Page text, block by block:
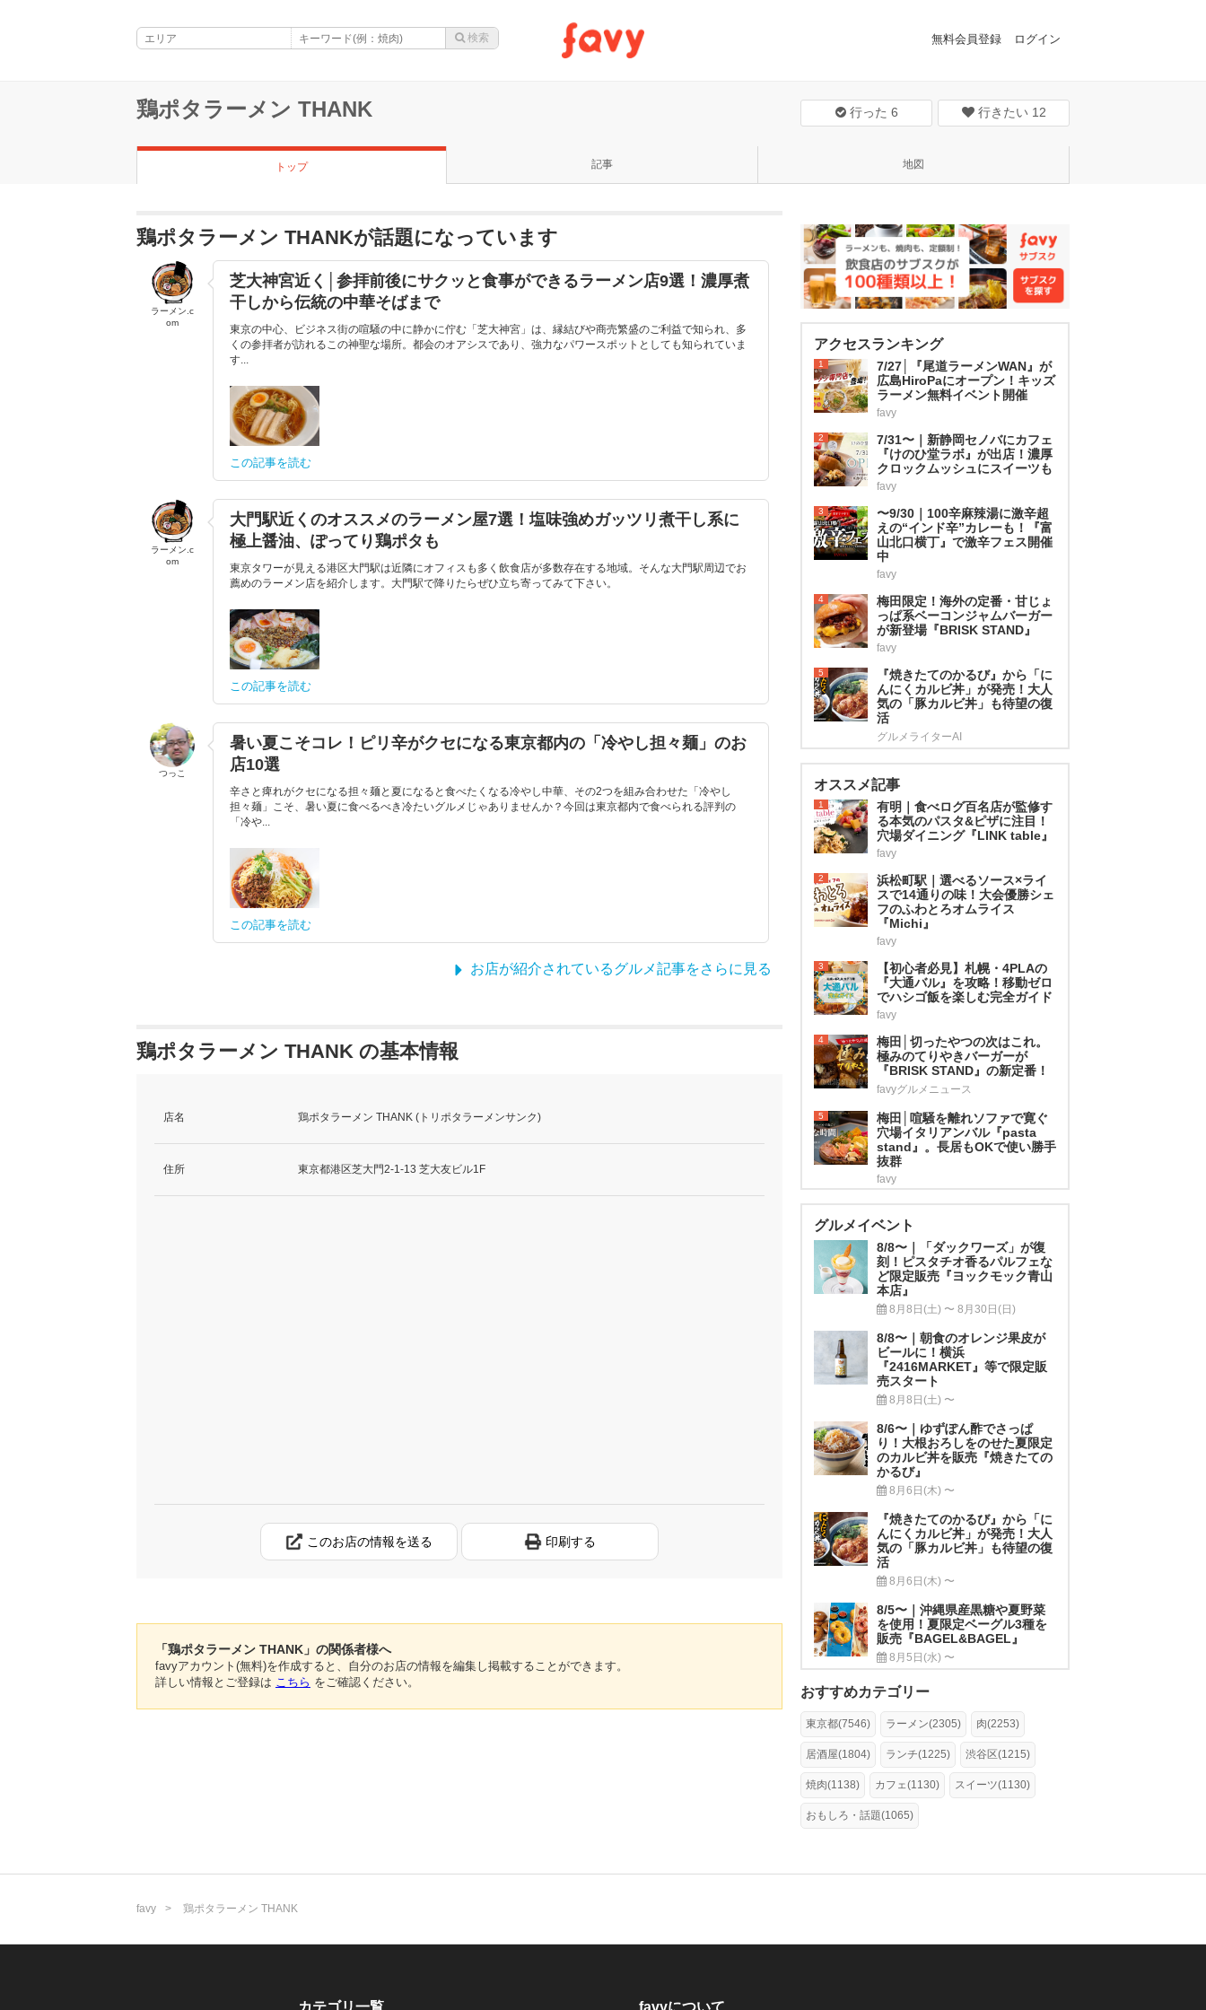
無料会員登録 ログイン
鶏ポタラーメン THANK 行った 6 行きたい 12
トップ 記事 地図
鶏ポタラーメン THANKが話題になっています
ラーメン.c
om
芝大神宮近く│参拝前後にサクッと食事ができるラーメン店9選！濃厚煮
干しから伝統の中華そばまで
東京の中心、ビジネス街の喧騒の中に静かに佇む「芝大神宮」は、縁結びや商売繁盛のご利益で知られ、多
くの参拝者が訪れるこの神聖な場所。都会のオアシスであり、強力なパワースポットとしても知られていま
す...
この記事を読む
ラーメン.c
om
大門駅近くのオススメのラーメン屋7選！塩味強めガッツリ煮干し系に
極上醤油、ぽってり鶏ポタも
東京タワーが見える港区大門駅は近隣にオフィスも多く飲食店が多数存在する地域。そんな大門駅周辺でお
薦めのラーメン店を紹介します。大門駅で降りたらぜひ立ち寄ってみて下さい。
この記事を読む
つっこ
暑い夏こそコレ！ピリ辛がクセになる東京都内の「冷やし担々麺」のお
店10選
辛さと痺れがクセになる担々麺と夏になると食べたくなる冷やし中華、その2つを組み合わせた「冷やし
担々麺」こそ、暑い夏に食べるべき冷たいグルメじゃありませんか？今回は東京都内で食べられる評判の
「冷や...
この記事を読む
お店が紹介されているグルメ記事をさらに見る
鶏ポタラーメン THANK の基本情報
店名 鶏ポタラーメン THANK (トリポタラーメンサンク)
住所 東京都港区芝大門2-1-13 芝大友ビル1F
このお店の情報を送る 印刷する
「鶏ポタラーメン THANK」の関係者様へ
favyアカウント(無料)を作成すると、自分のお店の情報を編集し掲載することができます。
詳しい情報とご登録は こちら をご確認ください。
アクセスランキング
1
7/27│『尾道ラーメンWAN』が
広島HiroPaにオープン！キッズ
ラーメン無料イベント開催
favy
2
7/31〜｜新静岡セノバにカフェ
『けのひ堂ラボ』が出店！濃厚
クロックムッシュにスイーツも
favy
3
〜9/30｜100辛麻辣湯に激辛超
えの“インド辛”カレーも！『富
山北口横丁』で激辛フェス開催
中
favy
4
梅田限定！海外の定番・甘じょ
っぱ系ベーコンジャムバーガー
が新登場『BRISK STAND』
favy
5
『焼きたてのかるび』から「に
んにくカルビ丼」が発売！大人
気の「豚カルビ丼」も待望の復
活
グルメライターAI
オススメ記事
1
有明｜食べログ百名店が監修す
る本気のパスタ&ピザに注目！
穴場ダイニング『LINK table』
favy
2
浜松町駅｜選べるソース×ライ
スで14通りの味！大会優勝シェ
フのふわとろオムライス
『Michi』
favy
3
【初心者必見】札幌・4PLAの
『大通バル』を攻略！移動ゼロ
でハシゴ飯を楽しむ完全ガイド
favy
4
梅田│切ったやつの次はこれ。
極みのてりやきバーガーが
『BRISK STAND』の新定番！
favyグルメニュース
5
梅田│喧騒を離れソファで寛ぐ
穴場イタリアンバル『pasta
stand』。長居もOKで使い勝手
抜群
favy
グルメイベント
8/8〜｜「ダックワーズ」が復
刻！ピスタチオ香るパルフェな
ど限定販売『ヨックモック青山
本店』
8月8日(土) 〜 8月30日(日)
8/8〜｜朝食のオレンジ果皮が
ビールに！横浜
『2416MARKET』等で限定販
売スタート
8月8日(土) 〜
8/6〜｜ゆずぽん酢でさっぱ
り！大根おろしをのせた夏限定
のカルビ丼を販売『焼きたての
かるび』
8月6日(木) 〜
『焼きたてのかるび』から「に
んにくカルビ丼」が発売！大人
気の「豚カルビ丼」も待望の復
活
8月6日(木) 〜
8/5〜｜沖縄県産黒糖や夏野菜
を使用！夏限定ベーグル3種を
販売『BAGEL&BAGEL』
8月5日(水) 〜
おすすめカテゴリー
東京都(7546) ラーメン(2305) 肉(2253)
居酒屋(1804) ランチ(1225) 渋谷区(1215)
焼肉(1138) カフェ(1130) スイーツ(1130)
おもしろ・話題(1065)
favy 鶏ポタラーメン THANK
カテゴリ一覧 favyについて